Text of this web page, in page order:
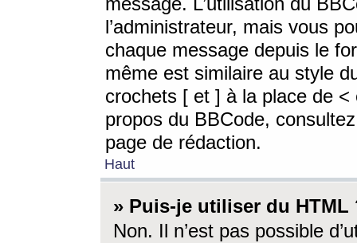
l’administrateur, mais vous
chaque message depuis le
même est similaire au style
crochets [ et ] à la place de <
propos du BBCode,
page de rédaction.
Haut
» Puis-je utiliser du HTML
Non. Il n’est pas possible